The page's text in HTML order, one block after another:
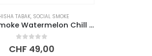
ADALYA,SHISHA TABAK
Adalya Tabak Mango Tango Ice 200g
out of 5
CHF 39,90